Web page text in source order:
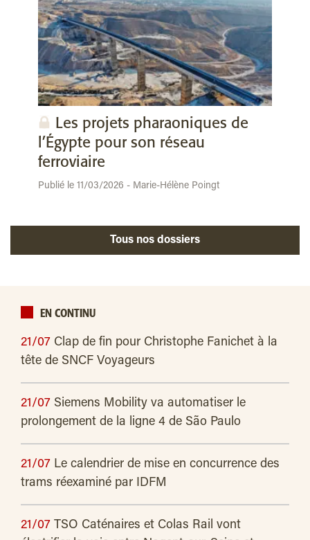
Les projets pharaoniques de
l’Égypte pour son réseau
ferroviaire
Publié le 11/03/2026 - Marie-Hélène Poingt
Tous nos dossiers
EN CONTINU
21/07 Clap de fin pour Christophe Fanichet à la
tête de SNCF Voyageurs
21/07 Siemens Mobility va automatiser le
prolongement de la ligne 4 de São Paulo
21/07 Le calendrier de mise en concurrence des
trams réexaminé par IDFM
21/07 TSO Caténaires et Colas Rail vont